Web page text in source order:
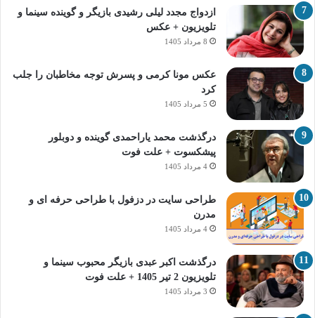
ازدواج مجدد لیلی رشیدی بازیگر و گوینده سینما و
تلویزیون + عکس
8 مرداد 1405
عکس مونا کرمی و پسرش توجه مخاطبان را جلب
کرد
5 مرداد 1405
درگذشت محمد یاراحمدی گوینده و دوبلور
پیشکسوت + علت فوت
4 مرداد 1405
طراحی سایت در دزفول با طراحی حرفه‌ ای و
مدرن
4 مرداد 1405
درگذشت اکبر عبدی بازیگر محبوب سینما و
تلویزیون 2 تیر 1405 + علت فوت
3 مرداد 1405